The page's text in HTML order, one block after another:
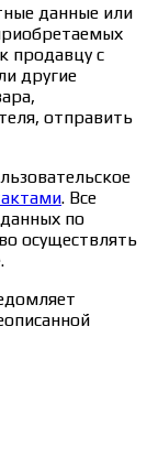
данные или
продавцу с
другие
отправить
. Все
по
осуществлять